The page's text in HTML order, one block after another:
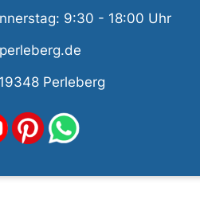
9:30 - 18:00 Uhr
Perleberg